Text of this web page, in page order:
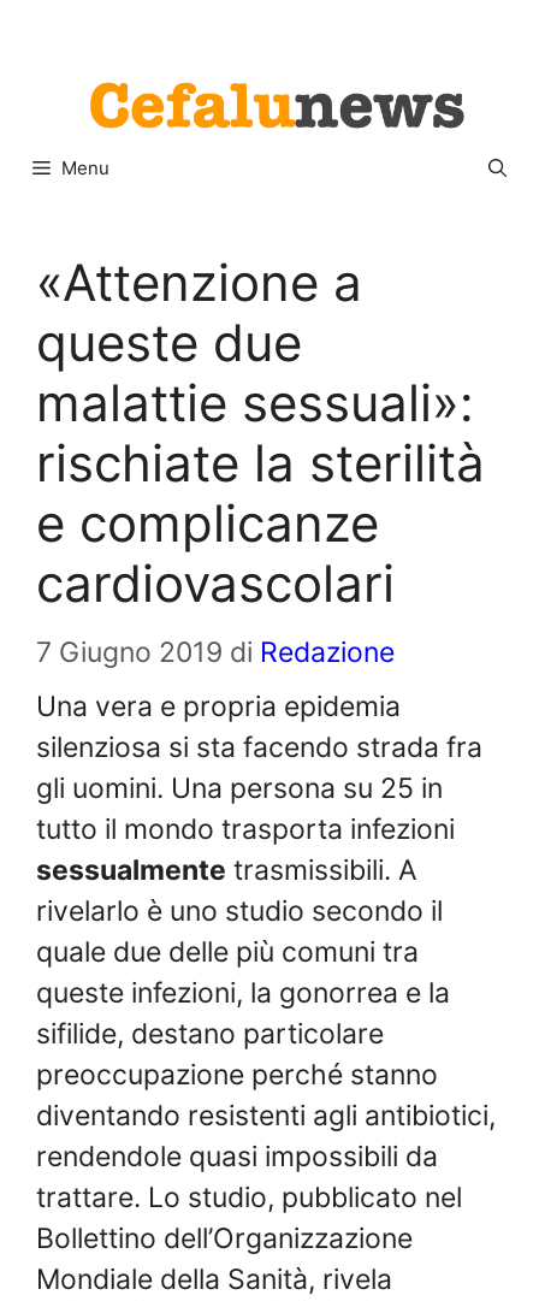
contenuto
Menu
«Attenzione a
queste due
malattie sessuali»:
rischiate la sterilità
e complicanze
cardiovascolari
7 Giugno 2019 di Redazione
Una vera e propria epidemia
silenziosa si sta facendo strada fra
gli uomini. Una persona su 25 in
tutto il mondo trasporta infezioni
sessualmente trasmissibili. A
rivelarlo è uno studio secondo il
quale due delle più comuni tra
queste infezioni, la gonorrea e la
sifilide, destano particolare
preoccupazione perché stanno
diventando resistenti agli antibiotici,
rendendole quasi impossibili da
trattare. Lo studio, pubblicato nel
Bollettino dell’Organizzazione
Mondiale della Sanità, rivela